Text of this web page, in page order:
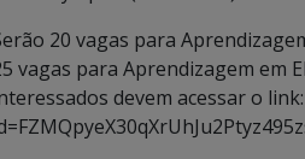
20 vagas para
vagas para Aprendizagem em
devem acessar o